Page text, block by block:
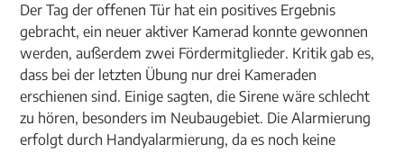
Der Tag der offenen Tür hat ein positives Ergebnis
gebracht, ein neuer aktiver Kamerad konnte gewonnen
werden, außerdem zwei Fördermitglieder. Kritik gab es,
dass bei der letzten Übung nur drei Kameraden
erschienen sind. Einige sagten, die Sirene wäre schlecht
zu hören, besonders im Neubaugebiet. Die Alarmierung
erfolgt durch Handyalarmierung, da es noch keine